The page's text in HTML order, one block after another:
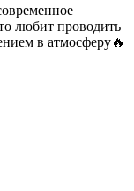
любит проводить
в атмосферу🔥